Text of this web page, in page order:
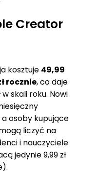
Creator
kosztuje 49,99
rocznie, co daje
w skali roku. Nowi
osoby kupujące
liczyć na
i nauczyciele
jedynie 9,99 zł